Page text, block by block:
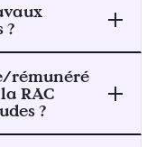
?
rémunéré
RAC
?